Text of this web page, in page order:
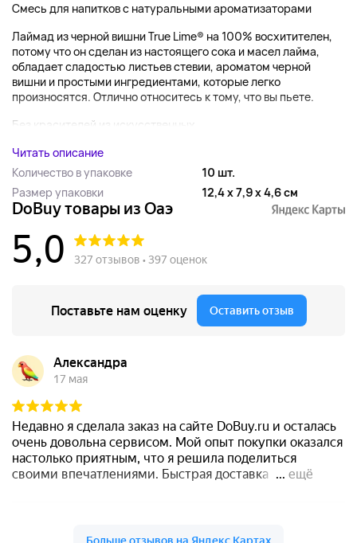
Смесь для напитков с натуральными ароматизаторами
Лаймад из черной вишни True Lime® на 100% восхитителен,
потому что он сделан из настоящего сока и масел лайма,
обладает сладостью листьев стевии, ароматом черной
вишни и простыми ингредиентами, которые легко
произносятся. Отлично относитесь к тому, что вы пьете.
Без красителей из искусственных...
Читать описание
Количество в упаковке
10 шт.
Размер упаковки
12,4 x 7,9 x 4,6 см